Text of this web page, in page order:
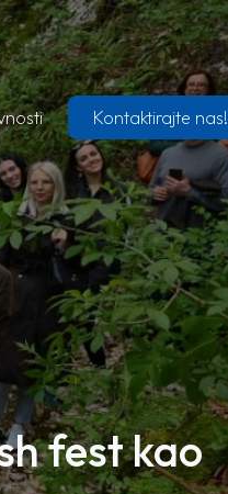
Kontaktirajte nas!
fest kao